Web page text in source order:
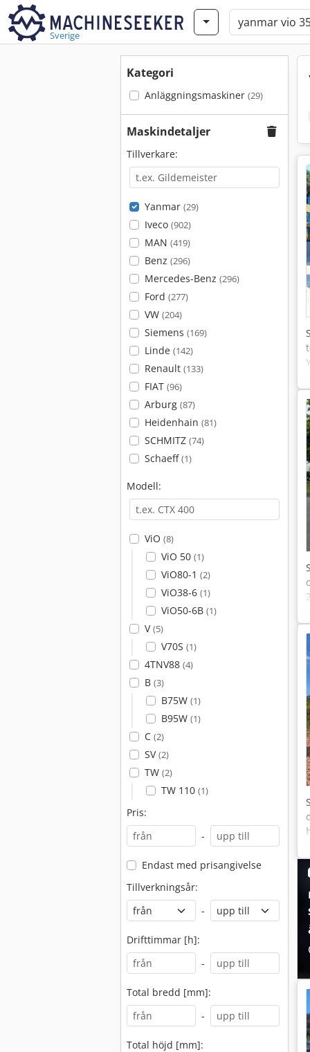
Sverige
Kategori
Anläggningsmaskiner (29)
Maskindetaljer
Tillverkare:
Yanmar (29)
Iveco (902)
MAN (419)
Benz (296)
Mercedes-Benz (296)
Ford (277)
VW (204)
Siemens (169)
Linde (142)
Renault (133)
FIAT (96)
Arburg (87)
Heidenhain (81)
SCHMITZ (74)
Schaeff(1)
Modell:
ViO (8)
ViO 50 (1)
ViO80-1 (2)
ViO38-6 (1)
ViO50-6B (1)
V(5)
V70S (1)
4TNV88 (4)
B (3)
B75W (1)
B95W (1)
C (2)
SV(2)
TW (2)
TW 110 (1)
Pris:
-
Endast med prisangivelse
Tillverkningsår:
-
Drifttimmar [h]:
-
Total bredd [mm]:
-
Total höjd [mm]: